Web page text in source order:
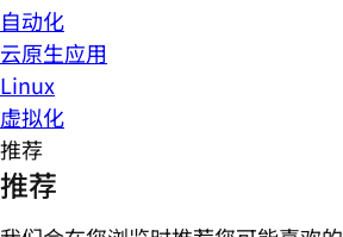
自动化
云原生应用
Linux
虚拟化
推荐
推荐